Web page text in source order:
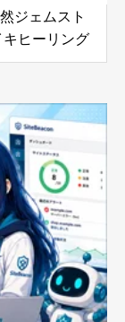
ジェムスト
キヒーリング
7チャクラ
め 3〜5労働